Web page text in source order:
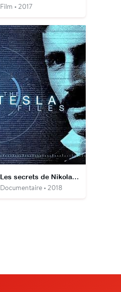
Film • 2017
Les secrets de Nikola Tesla
Documentaire • 2018